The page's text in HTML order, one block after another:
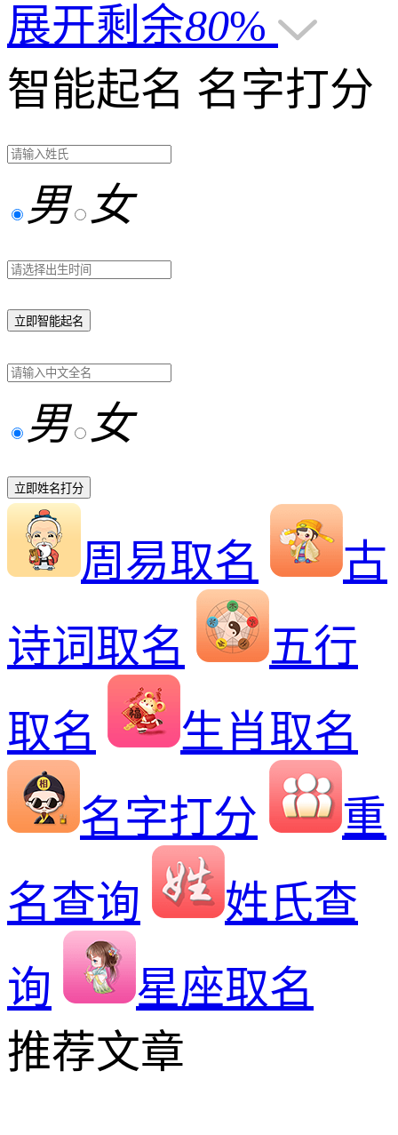
展开剩余80%
智能起名 名字打分
男 女
立即智能起名
男 女
立即姓名打分
周易取名
古
诗词取名
五行
取名
生肖取名
名字打分
重
名查询
姓氏查
询
星座取名
推荐文章